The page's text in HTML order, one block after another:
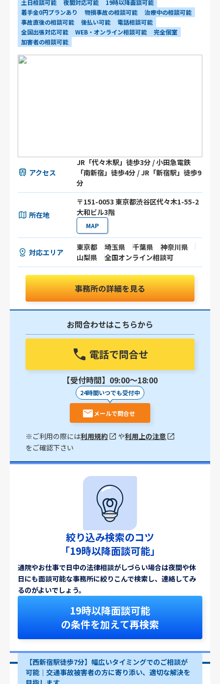
土日相談可能 夜間対応可能
19時以降面談可能
着手金0円プランあり
物損事故の相談可能
治療中の相談可能
事故直後の相談可能
後払い可能
電話相談可能
全国出張対応可能
WEB・オンライン相談可能
完全個室
加害者の相談可能
アクセス
JR「代々木駅」徒歩3分 / 小田急電鉄
「南新宿」徒歩4分 / JR「新宿駅」徒歩9
分
所在地
〒151-0053 東京都渋谷区代々木1-55-2
大和ビル3階
MAP
対応エリア
東京都 埼玉県 千葉県
神奈川県
山梨県
全国オンライン相談可
事務所の詳細を見る
お問合わせはこちらから
電話で問合せ
【受付時間】09:00〜18:00
24時間いつでも受付中
メールで問合せ
※ご利用の際には利用規約 や利用上の注意
をご確認下さい
絞り込み検索のコツ
「19時以降面談可能」
通院やお仕事で日中の法律相談がしづらい場合は夜間や休
日にも面談可能な事務所に絞りこんで検索し、連絡してみ
るのがよいでしょう。
19時以降面談可能
の条件を加えて再検索
【西新宿駅徒歩7分】幅広いタイミングでのご相談が
可能｜交通事故被害者の方に寄り添い、適切な解決を